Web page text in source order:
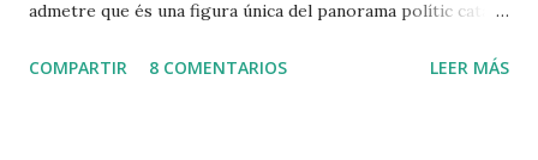
admetre que és una figura única del panorama polític català,
sistema, completament fora del relat oficial que
COMPARTIR 8 COMENTARIOS LEER MÁS